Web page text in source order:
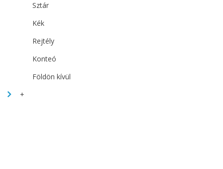
Sztár
Kék
Rejtély
Konteó
Földön kívül
+